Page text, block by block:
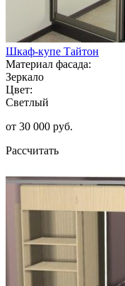
Шкаф-купе Тайтон
Материал фасада:
Зеркало
Цвет:
Светлый
от 30 000 руб.
Рассчитать